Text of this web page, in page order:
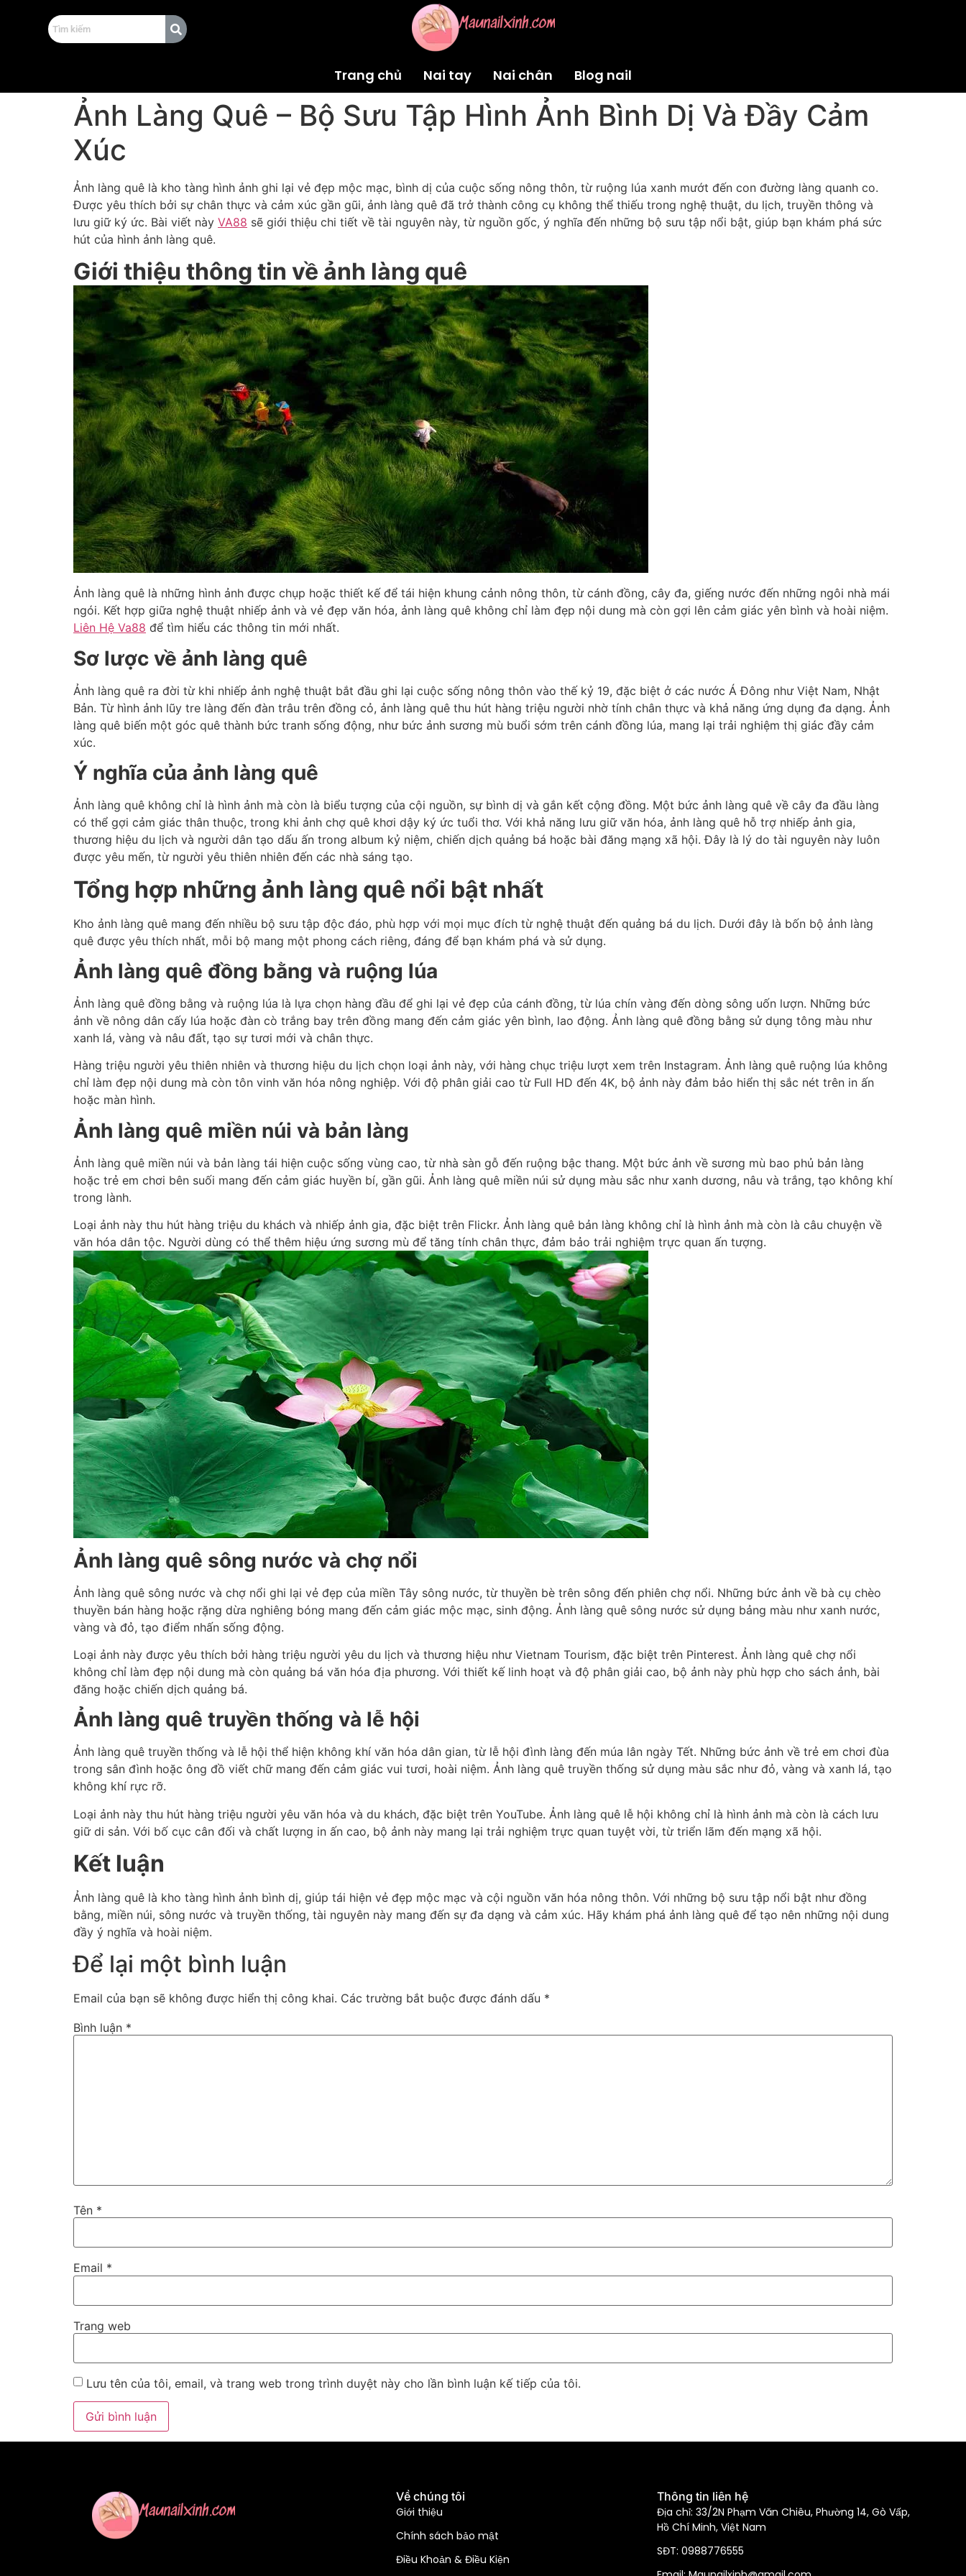
Trang chủ Nai tay Nai chân Blog nail
Ảnh Làng Quê – Bộ Sưu Tập Hình Ảnh Bình Dị Và Đầy Cảm
Xúc
Ảnh làng quê là kho tàng hình ảnh ghi lại vẻ đẹp mộc mạc, bình dị của cuộc sống nông thôn, từ ruộng lúa xanh mướt đến con đường làng quanh co.
Được yêu thích bởi sự chân thực và cảm xúc gần gũi, ảnh làng quê đã trở thành công cụ không thể thiếu trong nghệ thuật, du lịch, truyền thông và
lưu giữ ký ức. Bài viết này VA88 sẽ giới thiệu chi tiết về tài nguyên này, từ nguồn gốc, ý nghĩa đến những bộ sưu tập nổi bật, giúp bạn khám phá sức
hút của hình ảnh làng quê.
Giới thiệu thông tin về ảnh làng quê
Ảnh làng quê là những hình ảnh được chụp hoặc thiết kế để tái hiện khung cảnh nông thôn, từ cánh đồng, cây đa, giếng nước đến những ngôi nhà mái
ngói. Kết hợp giữa nghệ thuật nhiếp ảnh và vẻ đẹp văn hóa, ảnh làng quê không chỉ làm đẹp nội dung mà còn gợi lên cảm giác yên bình và hoài niệm.
Liên Hệ Va88 để tìm hiểu các thông tin mới nhất.
Sơ lược về ảnh làng quê
Ảnh làng quê ra đời từ khi nhiếp ảnh nghệ thuật bắt đầu ghi lại cuộc sống nông thôn vào thế kỷ 19, đặc biệt ở các nước Á Đông như Việt Nam, Nhật
Bản. Từ hình ảnh lũy tre làng đến đàn trâu trên đồng cỏ, ảnh làng quê thu hút hàng triệu người nhờ tính chân thực và khả năng ứng dụng đa dạng. Ảnh
làng quê biến một góc quê thành bức tranh sống động, như bức ảnh sương mù buổi sớm trên cánh đồng lúa, mang lại trải nghiệm thị giác đầy cảm
xúc.
Ý nghĩa của ảnh làng quê
Ảnh làng quê không chỉ là hình ảnh mà còn là biểu tượng của cội nguồn, sự bình dị và gắn kết cộng đồng. Một bức ảnh làng quê về cây đa đầu làng
có thể gợi cảm giác thân thuộc, trong khi ảnh chợ quê khơi dậy ký ức tuổi thơ. Với khả năng lưu giữ văn hóa, ảnh làng quê hỗ trợ nhiếp ảnh gia,
thương hiệu du lịch và người dân tạo dấu ấn trong album kỷ niệm, chiến dịch quảng bá hoặc bài đăng mạng xã hội. Đây là lý do tài nguyên này luôn
được yêu mến, từ người yêu thiên nhiên đến các nhà sáng tạo.
Tổng hợp những ảnh làng quê nổi bật nhất
Kho ảnh làng quê mang đến nhiều bộ sưu tập độc đáo, phù hợp với mọi mục đích từ nghệ thuật đến quảng bá du lịch. Dưới đây là bốn bộ ảnh làng
quê được yêu thích nhất, mỗi bộ mang một phong cách riêng, đáng để bạn khám phá và sử dụng.
Ảnh làng quê đồng bằng và ruộng lúa
Ảnh làng quê đồng bằng và ruộng lúa là lựa chọn hàng đầu để ghi lại vẻ đẹp của cánh đồng, từ lúa chín vàng đến dòng sông uốn lượn. Những bức
ảnh về nông dân cấy lúa hoặc đàn cò trắng bay trên đồng mang đến cảm giác yên bình, lao động. Ảnh làng quê đồng bằng sử dụng tông màu như
xanh lá, vàng và nâu đất, tạo sự tươi mới và chân thực.
Hàng triệu người yêu thiên nhiên và thương hiệu du lịch chọn loại ảnh này, với hàng chục triệu lượt xem trên Instagram. Ảnh làng quê ruộng lúa không
chỉ làm đẹp nội dung mà còn tôn vinh văn hóa nông nghiệp. Với độ phân giải cao từ Full HD đến 4K, bộ ảnh này đảm bảo hiển thị sắc nét trên in ấn
hoặc màn hình.
Ảnh làng quê miền núi và bản làng
Ảnh làng quê miền núi và bản làng tái hiện cuộc sống vùng cao, từ nhà sàn gỗ đến ruộng bậc thang. Một bức ảnh về sương mù bao phủ bản làng
hoặc trẻ em chơi bên suối mang đến cảm giác huyền bí, gần gũi. Ảnh làng quê miền núi sử dụng màu sắc như xanh dương, nâu và trắng, tạo không khí
trong lành.
Loại ảnh này thu hút hàng triệu du khách và nhiếp ảnh gia, đặc biệt trên Flickr. Ảnh làng quê bản làng không chỉ là hình ảnh mà còn là câu chuyện về
văn hóa dân tộc. Người dùng có thể thêm hiệu ứng sương mù để tăng tính chân thực, đảm bảo trải nghiệm trực quan ấn tượng.
Ảnh làng quê sông nước và chợ nổi
Ảnh làng quê sông nước và chợ nổi ghi lại vẻ đẹp của miền Tây sông nước, từ thuyền bè trên sông đến phiên chợ nổi. Những bức ảnh về bà cụ chèo
thuyền bán hàng hoặc rặng dừa nghiêng bóng mang đến cảm giác mộc mạc, sinh động. Ảnh làng quê sông nước sử dụng bảng màu như xanh nước,
vàng và đỏ, tạo điểm nhấn sống động.
Loại ảnh này được yêu thích bởi hàng triệu người yêu du lịch và thương hiệu như Vietnam Tourism, đặc biệt trên Pinterest. Ảnh làng quê chợ nổi
không chỉ làm đẹp nội dung mà còn quảng bá văn hóa địa phương. Với thiết kế linh hoạt và độ phân giải cao, bộ ảnh này phù hợp cho sách ảnh, bài
đăng hoặc chiến dịch quảng bá.
Ảnh làng quê truyền thống và lễ hội
Ảnh làng quê truyền thống và lễ hội thể hiện không khí văn hóa dân gian, từ lễ hội đình làng đến múa lân ngày Tết. Những bức ảnh về trẻ em chơi đùa
trong sân đình hoặc ông đồ viết chữ mang đến cảm giác vui tươi, hoài niệm. Ảnh làng quê truyền thống sử dụng màu sắc như đỏ, vàng và xanh lá, tạo
không khí rực rỡ.
Loại ảnh này thu hút hàng triệu người yêu văn hóa và du khách, đặc biệt trên YouTube. Ảnh làng quê lễ hội không chỉ là hình ảnh mà còn là cách lưu
giữ di sản. Với bố cục cân đối và chất lượng in ấn cao, bộ ảnh này mang lại trải nghiệm trực quan tuyệt vời, từ triển lãm đến mạng xã hội.
Kết luận
Ảnh làng quê là kho tàng hình ảnh bình dị, giúp tái hiện vẻ đẹp mộc mạc và cội nguồn văn hóa nông thôn. Với những bộ sưu tập nổi bật như đồng
bằng, miền núi, sông nước và truyền thống, tài nguyên này mang đến sự đa dạng và cảm xúc. Hãy khám phá ảnh làng quê để tạo nên những nội dung
đầy ý nghĩa và hoài niệm.
Để lại một bình luận
Email của bạn sẽ không được hiển thị công khai. Các trường bắt buộc được đánh dấu *
Bình luận *
Tên *
Email *
Trang web
Lưu tên của tôi, email, và trang web trong trình duyệt này cho lần bình luận kế tiếp của tôi.
Về chúng tôi
Giới thiệu
Chính sách bảo mật
Điều Khoản & Điều Kiện
Thông tin liên hệ
Địa chỉ: 33/2N Phạm Văn Chiêu, Phường 14, Gò Vấp,
Hồ Chí Minh, Việt Nam
SĐT: 0988776555